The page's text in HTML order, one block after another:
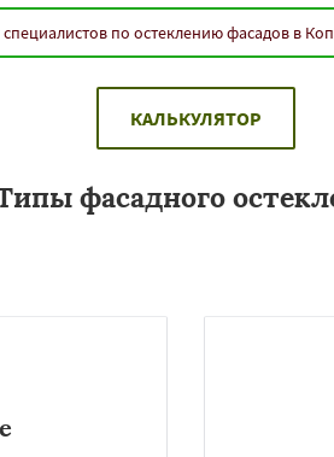
по остеклению фасадов в
КАЛЬКУЛЯТОР
фасадного